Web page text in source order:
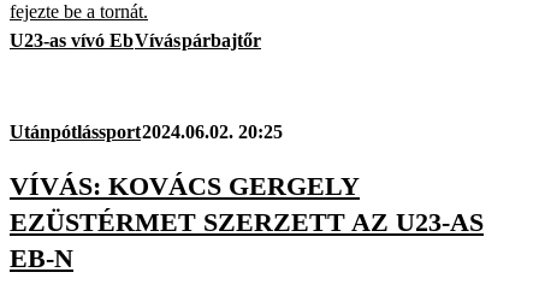
fejezte be a tornát.
U23-as vívó EbVíváspárbajtőr
Utánpótlássport2024.06.02. 20:25
VÍVÁS: KOVÁCS GERGELY
EZÜSTÉRMET SZERZETT AZ U23-AS
EB-N